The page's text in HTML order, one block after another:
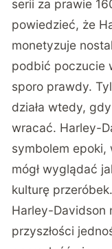
serii za prawie
powiedzieć, że
monetyzuje
podbić poczucie
sporo prawdy.
działa wtedy,
wracać. Harley-
symbolem
mógł wyglądać
kulturę przeróbek.
Harley-Davidson
przyszłości